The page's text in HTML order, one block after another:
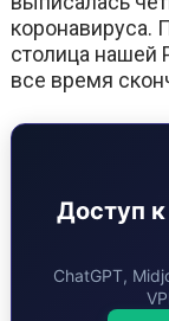
коронавируса.
столица нашей
все время
Доступ
ChatGPT,